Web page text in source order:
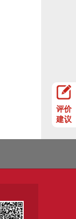
评价
建议